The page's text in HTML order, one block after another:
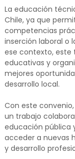
La educación
Chile, ya que
competencias
inserción laboral o
ese contexto, este
educativas y
mejores
desarrollo local.
Con este
un trabajo
educación pública
acceder a nuevas
y desarrollo